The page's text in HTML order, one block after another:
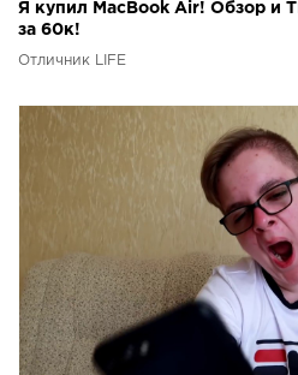
Я купил MacBook Air! Обзор и
за 60к!
Отличник LIFE